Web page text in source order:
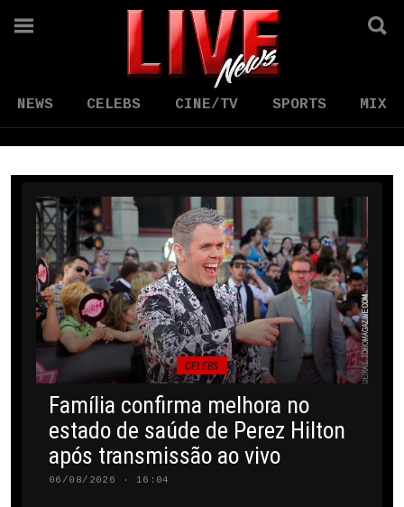
NEWS CELEBS CINE/TV SPORTS MIX
CELEBS
Família confirma melhora no
estado de saúde de Perez Hilton
após transmissão ao vivo
06/08/2026 · 16:04